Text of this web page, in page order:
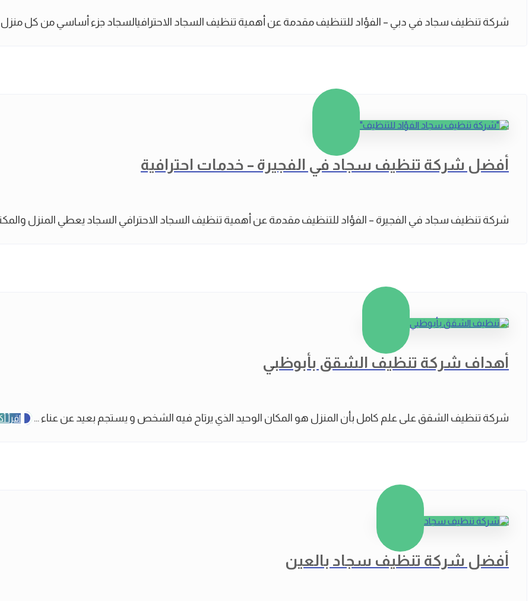
شركة تنظيف سجاد في دبي – الفؤاد للتنظيف مقدمة عن أهمية تنظيف السجاد الاحترافيالسجاد جزء أساسي من كل
أفضل شركة تنظيف سجاد في الفجيرة – خدمات احترافية
شركة تنظيف سجاد في الفجيرة – الفؤاد للتنظيف مقدمة عن أهمية تنظيف السجاد الاحترافي السجاد يعطي المنزل
أهداف شركة تنظيف الشقق بأبوظبي
شركة تنظيف الشقق على علم كامل بأن المنزل هو المكان الوحيد الذي يرتاح فيه الشخص و يستجم بعيد عن عناء ... اقرأ
أفضل شركة تنظيف سجاد بالعين